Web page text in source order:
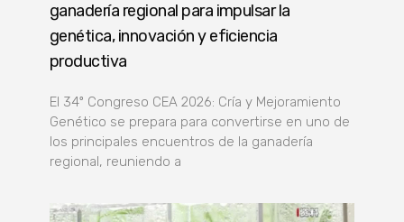
ganadería regional para impulsar la
genética, innovación y eficiencia
productiva
El 34º Congreso CEA 2026: Cría y Mejoramiento
Genético se prepara para convertirse en uno de
los principales encuentros de la ganadería
regional, reuniendo a